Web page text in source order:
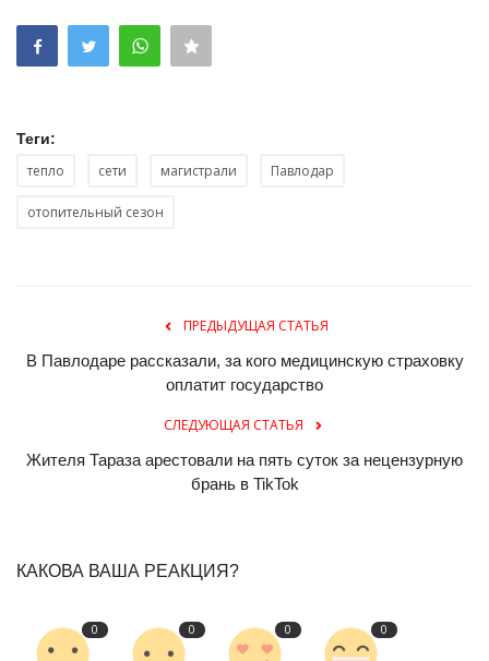
Теги:
тепло сети магистрали Павлодар
отопительный сезон
ПРЕДЫДУЩАЯ СТАТЬЯ
В Павлодаре рассказали, за кого медицинскую страховку
оплатит государство
СЛЕДУЮЩАЯ СТАТЬЯ
Жителя Тараза арестовали на пять суток за нецензурную
брань в TikTok
КАКОВА ВАША РЕАКЦИЯ?
0 0 0 0